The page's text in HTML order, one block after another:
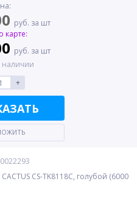
руб. за шт
карте:
руб. за шт
наличии
+
CS-TK8118C, голубой (6000